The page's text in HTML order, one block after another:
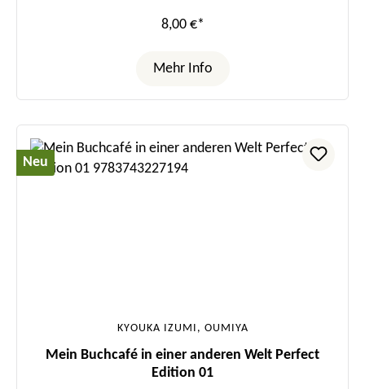
8,00 €*
Mehr Info
Neu
KYOUKA IZUMI, OUMIYA
Mein Buchcafé in einer anderen Welt Perfect
Edition 01